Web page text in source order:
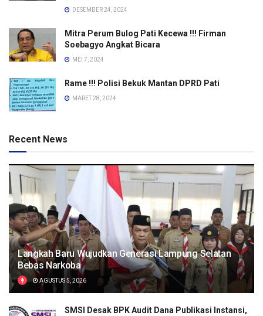
DESEMBER 24, 2024
Mitra Perum Bulog Pati Kecewa !!! Firman
Soebagyo Angkat Bicara
MEI 7, 2024
Rame !!! Polisi Bekuk Mantan DPRD Pati
MARET 28, 2024
Recent News
Langkah Baru Wujudkan Generasi Lampung Selatan
Bebas Narkoba
AGUSTUS 5, 2026
SMSI Desak BPK Audit Dana Publikasi Instansi,